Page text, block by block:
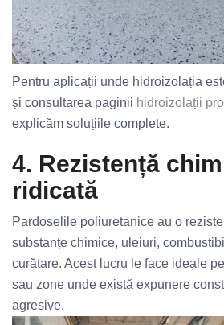
Pentru aplicații unde hidroizolația
și consultarea paginii hidroizolații
explicăm soluțiile complete.
4. Rezistență
ridicată
Pardoselile poliuretanice au o
substanțe chimice, uleiuri,
curățare. Acest lucru le face ideale
sau zone unde există expunere
agresive.